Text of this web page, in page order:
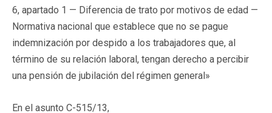
6, apartado 1 — Diferencia de trato por motivos de edad —
Normativa nacional que establece que no se pague
indemnización por despido a los trabajadores que, al
término de su relación laboral, tengan derecho a percibir
una pensión de jubilación del régimen general»
En el asunto C-515/13,